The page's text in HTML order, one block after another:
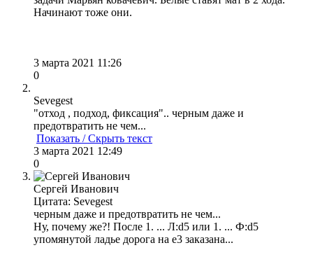
Начинают тоже они.
3 марта 2021 11:26
0
Sevegest
"отход , подход, фиксация".. черным даже и
предотвратить не чем...
Показать / Скрыть текст
3 марта 2021 12:49
0
Сергей Иванович
Цитата: Sevegest
черным даже и предотвратить не чем...
Ну, почему же?! После 1. ... Л:d5 или 1. ... Ф:d5
упомянутой ладье дорога на е3 заказана...